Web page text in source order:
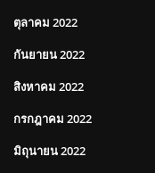
ตุลาคม 2022
กันยายน 2022
สิงหาคม 2022
กรกฎาคม 2022
มิถุนายน 2022